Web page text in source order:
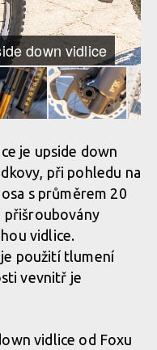
down vidlice
je upside down
při pohledu na
s průměrem 20
přišroubovány
vidlice.
použití tlumení
vevnitř je
vidlice od Foxu